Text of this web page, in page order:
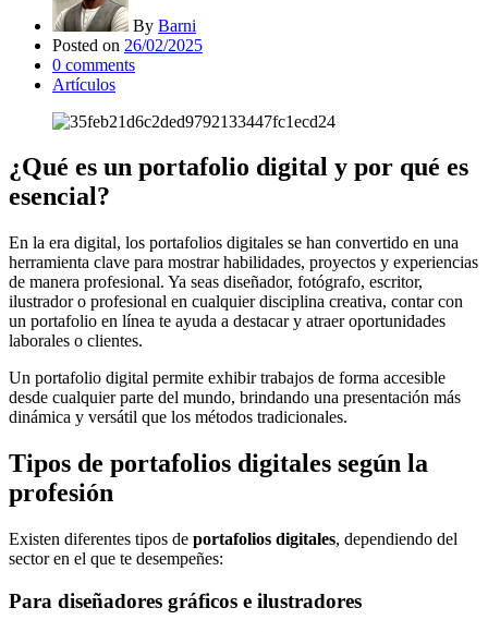
By Barni
Posted on 26/02/2025
0 comments
Artículos
¿Qué es un portafolio digital y por qué es
esencial?
En la era digital, los portafolios digitales se han convertido en una
herramienta clave para mostrar habilidades, proyectos y experiencias
de manera profesional. Ya seas diseñador, fotógrafo, escritor,
ilustrador o profesional en cualquier disciplina creativa, contar con
un portafolio en línea te ayuda a destacar y atraer oportunidades
laborales o clientes.
Un portafolio digital permite exhibir trabajos de forma accesible
desde cualquier parte del mundo, brindando una presentación más
dinámica y versátil que los métodos tradicionales.
Tipos de portafolios digitales según la
profesión
Existen diferentes tipos de portafolios digitales, dependiendo del
sector en el que te desempeñes:
Para diseñadores gráficos e ilustradores